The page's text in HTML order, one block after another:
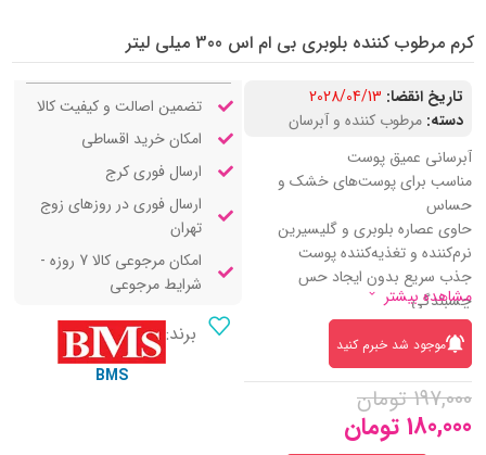
کرم مرطوب کننده بلوبری بی ام اس 300 میلی لیتر
تاریخ انقضا: 2028/04/13
دسته: مرطوب کننده و آبرسان
آبرسانی عمیق پوست
مناسب برای پوست‌های خشک و
حساس
حاوی عصاره بلوبری و گلیسیرین
نرم‌کننده و تغذیه‌کننده پوست
جذب سریع بدون ایجاد حس
چسبندگی
مشاهده بیشتر
موجود شد خبرم کنید
197,000 تومان
180,000 تومان
تضمین اصالت و کیفیت کالا
امکان خرید اقساطی
ارسال فوری کرج
ارسال فوری در روزهای زوج
تهران
امکان مرجوعی کالا 7 روزه -
شرایط مرجوعی
برند:
BMS